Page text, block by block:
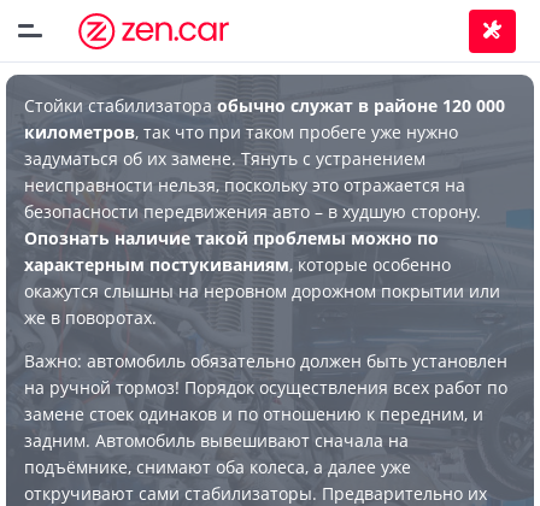
Стойки стабилизатора обычно служат в районе 120 000
километров, так что при таком пробеге уже нужно
задуматься об их замене. Тянуть с устранением
неисправности нельзя, поскольку это отражается на
безопасности передвижения авто – в худшую сторону.
Опознать наличие такой проблемы можно по
характерным постукиваниям, которые особенно
окажутся слышны на неровном дорожном покрытии или
же в поворотах.
Важно: автомобиль обязательно должен быть установлен
на ручной тормоз! Порядок осуществления всех работ по
замене стоек одинаков и по отношению к передним, и
задним. Автомобиль вывешивают сначала на
подъёмнике, снимают оба колеса, а далее уже
откручивают сами стабилизаторы. Предварительно их